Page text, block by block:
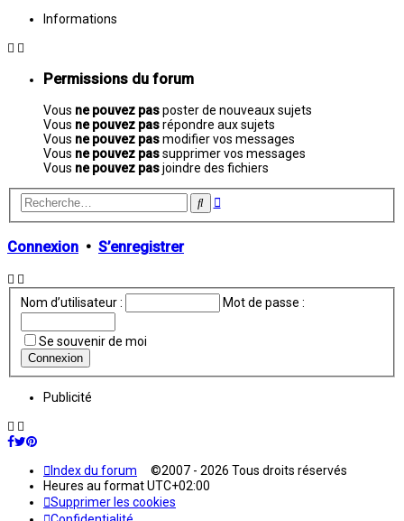
Informations
Permissions du forum
Vous ne pouvez pasposter de nouveaux sujets
Vous ne pouvez pasrépondre aux sujets
Vous ne pouvez pasmodifier vos messages
Vous ne pouvez passupprimer vos messages
Vous ne pouvez pasjoindre des fichiers
Rechercher
Recherche
Connexion • S’enregistrer
Nom d’utilisateur : Mot de passe :
Se souvenir de moi
Publicité
Index du forum ©2007 - 2026 Tous droits réservés
Heures au formatUTC+02:00
Supprimer les cookies